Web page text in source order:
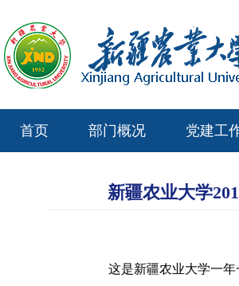
首页 部门概况 党建工
新疆农业大学
这是新疆农业大学一